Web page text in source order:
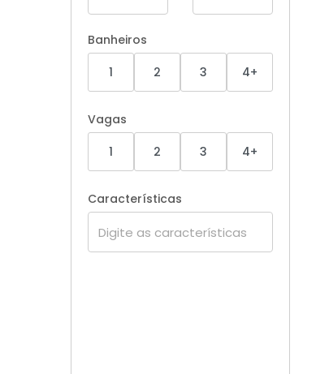
Banheiros
1
2 3 4+
Vagas
1
2 3 4+
Características